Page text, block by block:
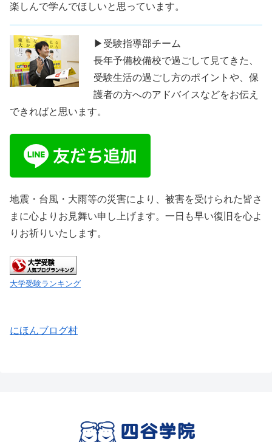
楽しんで学んでほしいと思っています。
▶受験指導部チーム
長年予備校備校で過ごして見てきた、
受験生活の過ごし方のポイントや、保
護者の方へのアドバイスなどをお伝え
できればと思います。
地震・台風・大雨等の災害により、被害を受けられた皆さ
まに心よりお見舞い申し上げます。一日も早い復旧を心よ
りお祈りいたします。
大学受験ランキング
にほんブログ村